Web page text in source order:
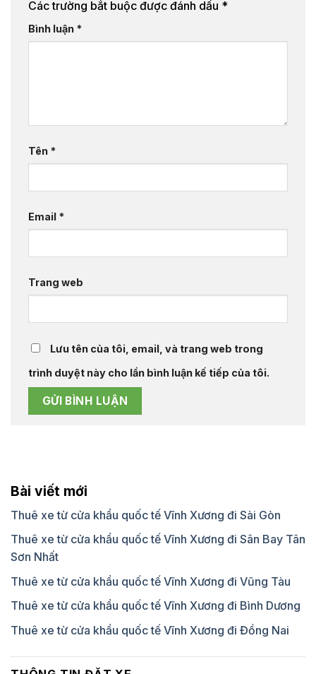
Các trường bắt buộc được đánh dấu *
Bình luận *
Tên *
Email *
Trang web
Lưu tên của tôi, email, và trang web trong
trình duyệt này cho lần bình luận kế tiếp của tôi.
Bài viết mới
Thuê xe từ cửa khẩu quốc tế Vĩnh Xương đi Sài Gòn
Thuê xe từ cửa khẩu quốc tế Vĩnh Xương đi Sân Bay Tân
Sơn Nhất
Thuê xe từ cửa khẩu quốc tế Vĩnh Xương đi Vũng Tàu
Thuê xe từ cửa khẩu quốc tế Vĩnh Xương đi Bình Dương
Thuê xe từ cửa khẩu quốc tế Vĩnh Xương đi Đồng Nai